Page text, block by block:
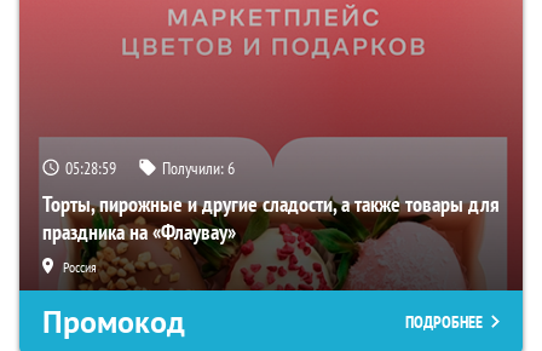
05:28:58 Получили:6
Торты, пирожные и другие сладости, а также товары для
праздника на «Флаувау»
Россия
Промокод ПОДРОБНЕЕ